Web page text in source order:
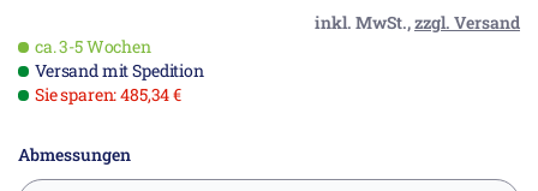
inkl. MwSt.,zzgl. Versand
ca. 3-5 Wochen
Versand mit Spedition
Sie sparen: 485,34 €
Abmessungen